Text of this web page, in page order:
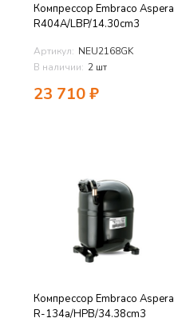
Компрессор Embraco Aspera
R404A/LBP/14.30cm3
Артикул: NEU2168GK
В наличии: 2 шт
23 710₽
Компрессор Embraco Aspera
R-134a/HPB/34.38cm3